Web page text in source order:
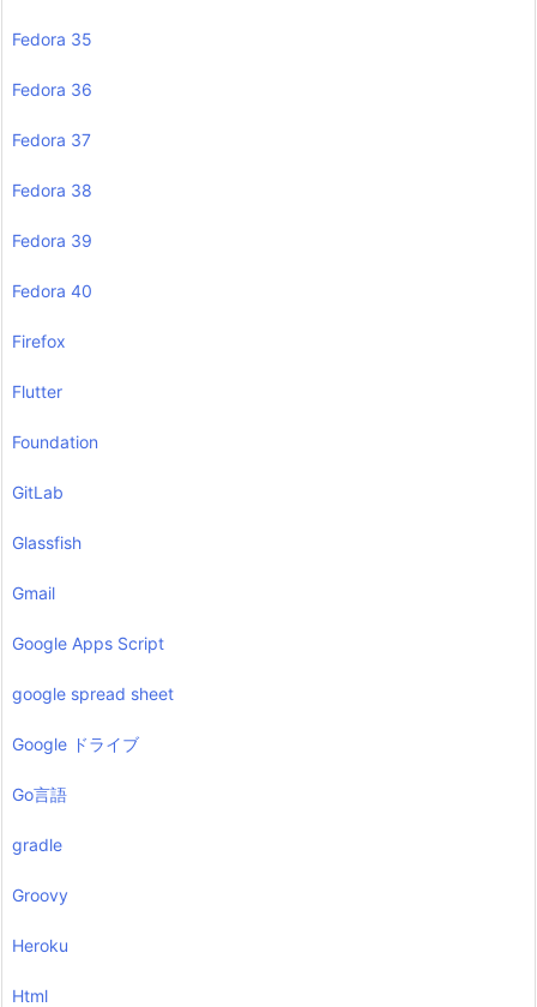
Fedora 35
Fedora 36
Fedora 37
Fedora 38
Fedora 39
Fedora 40
Firefox
Flutter
Foundation
GitLab
Glassfish
Gmail
Google Apps Script
google spread sheet
Google ドライブ
Go言語
gradle
Groovy
Heroku
Html